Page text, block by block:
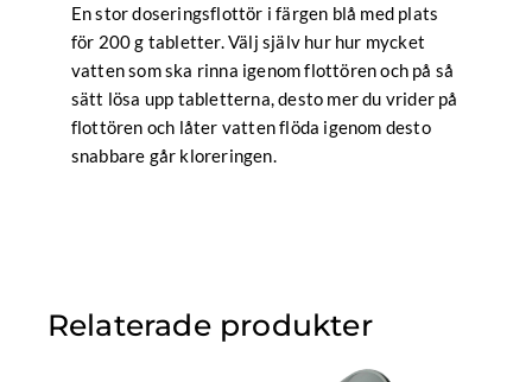
En stor doseringsflottör i färgen blå med plats
för 200 g tabletter. Välj själv hur hur mycket
vatten som ska rinna igenom flottören och på så
sätt lösa upp tabletterna, desto mer du vrider på
flottören och låter vatten flöda igenom desto
snabbare går kloreringen.
Relaterade produkter